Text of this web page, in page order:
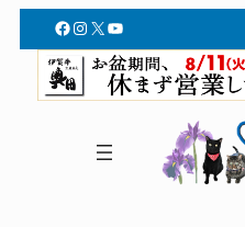
Facebook
Instagram
X YouTube